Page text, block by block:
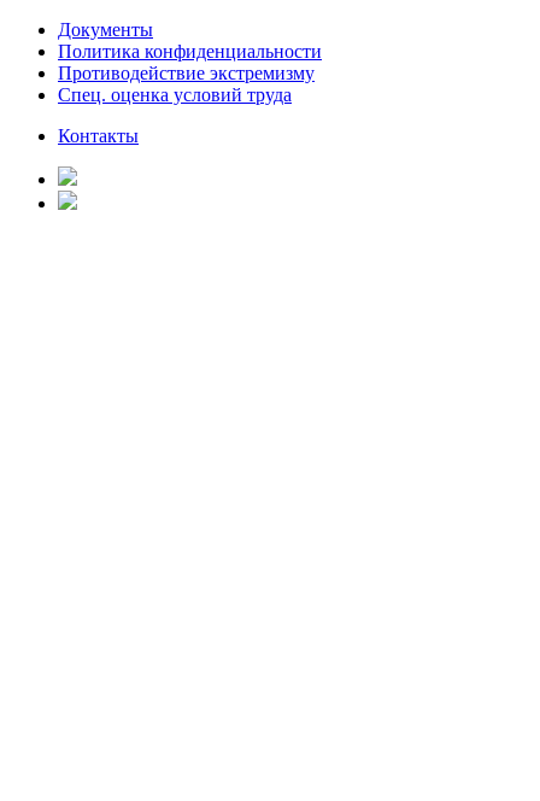
Документы
Политика конфиденциальности
Противодействие экстремизму
Спец. оценка условий труда
Контакты